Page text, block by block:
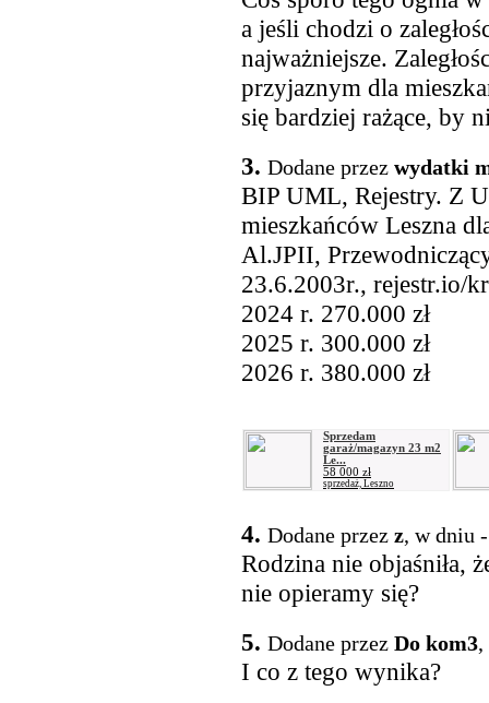
a jeśli chodzi o
najważniejsze.
przyjaznym dla
się bardziej rażące, by
3. Dodane przez wydatki
BIP UML, Rejestry. Z
mieszkańców Leszna
Al.JPII,
23.6.2003r., rejestr.io/
2024 r. 270.000 zł
2025 r. 300.000 zł
2026 r. 380.000 zł
Sprzedam
garaż/magazyn 23 m2
Le...
58 000 zł
sprzedaż, Leszno
4. Dodane przez z, w dniu
Rodzina nie objaśniła,
nie opieramy się?
5. Dodane przez Do kom3,
I co z tego wynika?